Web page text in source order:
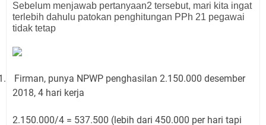
Sebelum menjawab pertanyaan2 tersebut, mari kita ingat
terlebih dahulu patokan penghitungan PPh 21 pegawai
tidak tetap
Firman, punya NPWP penghasilan 2.150.000 desember
2018, 4 hari kerja
2.150.000/4 = 537.500 (lebih dari 450.000 per hari tapi